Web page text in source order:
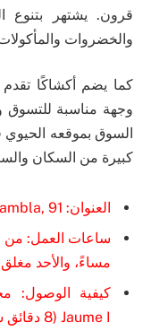
قرون. يشتهر بتنوع
والخضروات والمأكولات
كما يضم أكشاكًا تقدم
وجهة مناسبة للتسوق
السوق بموقعه الحيوي
كبيرة من السكان
العنوان: La Rambla, 91، برشلونة، إسبانيا.
مساءً، والأحد
Jaume I (8 دقائق سيرًا).